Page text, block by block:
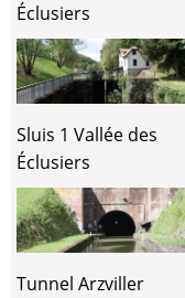
Éclusiers
Sluis 1 Vallée des
Éclusiers
Tunnel Arzviller